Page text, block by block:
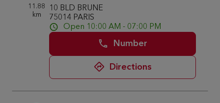
11.88
km
10 BLD BRUNE
75014 PARIS
Open 10:00 AM - 07:00 PM
Number
Directions